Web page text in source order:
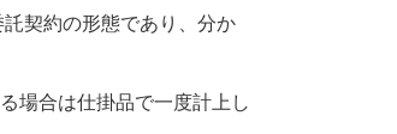
契約の形態であり、分か
場合は仕掛品で一度計上し